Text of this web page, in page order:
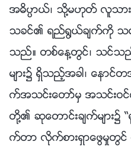
အဓိပၸာယ္၊ သို႔မဟုတ္ လူသား
သခင္၏ ရည္႐ြယ္ခ်က္ကို သ
သည္။ တစ္ေန႔တြင္၊ သင္
မ်ား၌ ရွိသည့္အခါ၊ ေနာ
က္အသင္းေတာ္မွ အသင္းဝင္
တို႔၏ ဆုေတာင္းခ်က္မ်ား၌ “
က္တာ လိုက္စားရွာေဖြမႈတြင္